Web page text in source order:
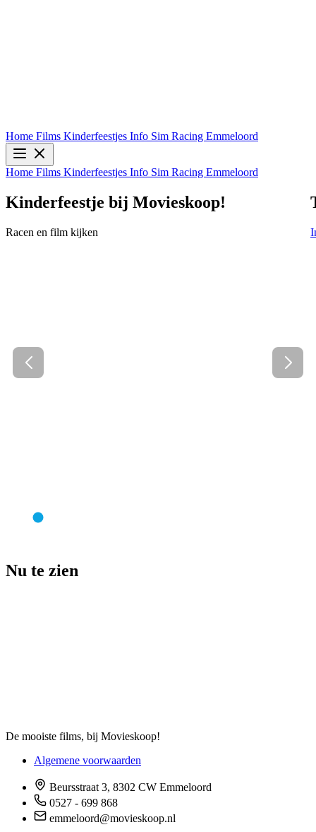
Home Films Kinderfeestjes Info Sim Racing Emmeloord
Home Films Kinderfeestjes Info Sim Racing Emmeloord
Toy Story 5 (2D NL)
Info & Tickets
Nu te zien
De mooiste films, bij Movieskoop!
Algemene voorwaarden
Beursstraat 3, 8302 CW Emmeloord
0527 - 699 868
emmeloord@movieskoop.nl